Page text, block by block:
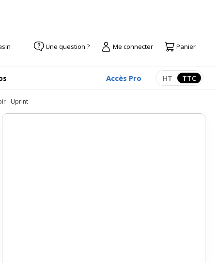
Une question ? Me connecter Panier
Accès Pro Afficher les
HT TTC
- Uprint